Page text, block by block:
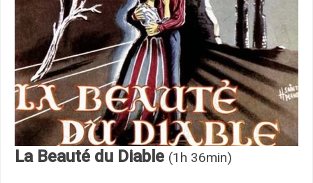
La Beauté du Diable (1h 36min)